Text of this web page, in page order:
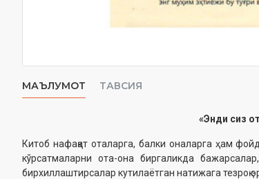
МАЪЛУМОТ ТАВСИЯ
«Энди сиз
Китоб нафақат оталарга, балки оналарга ҳам
кўрсатмаларни ота-она биргаликда
бирхиллаштирсалар кутилаётган натижага тезроқ